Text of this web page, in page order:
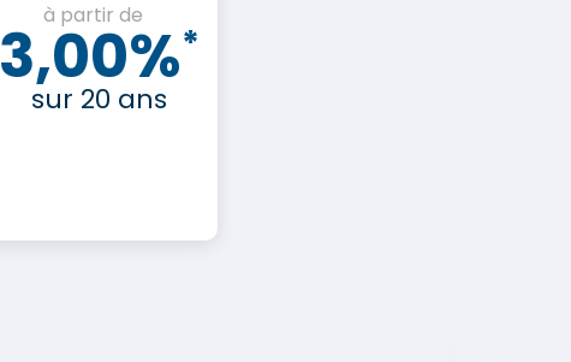
à partir de
3,00%*
sur 20 ans